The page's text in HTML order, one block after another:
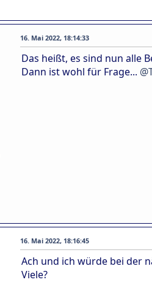
16. Mai 2022, 18:14:33
Das heißt, es sind nun alle
Dann ist wohl für Frage...
16. Mai 2022, 18:16:45
Ach und ich würde bei der
Viele?